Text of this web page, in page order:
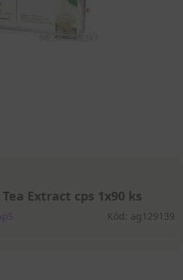
Tea Extract cps 1x90 ks
Kód: ag129139